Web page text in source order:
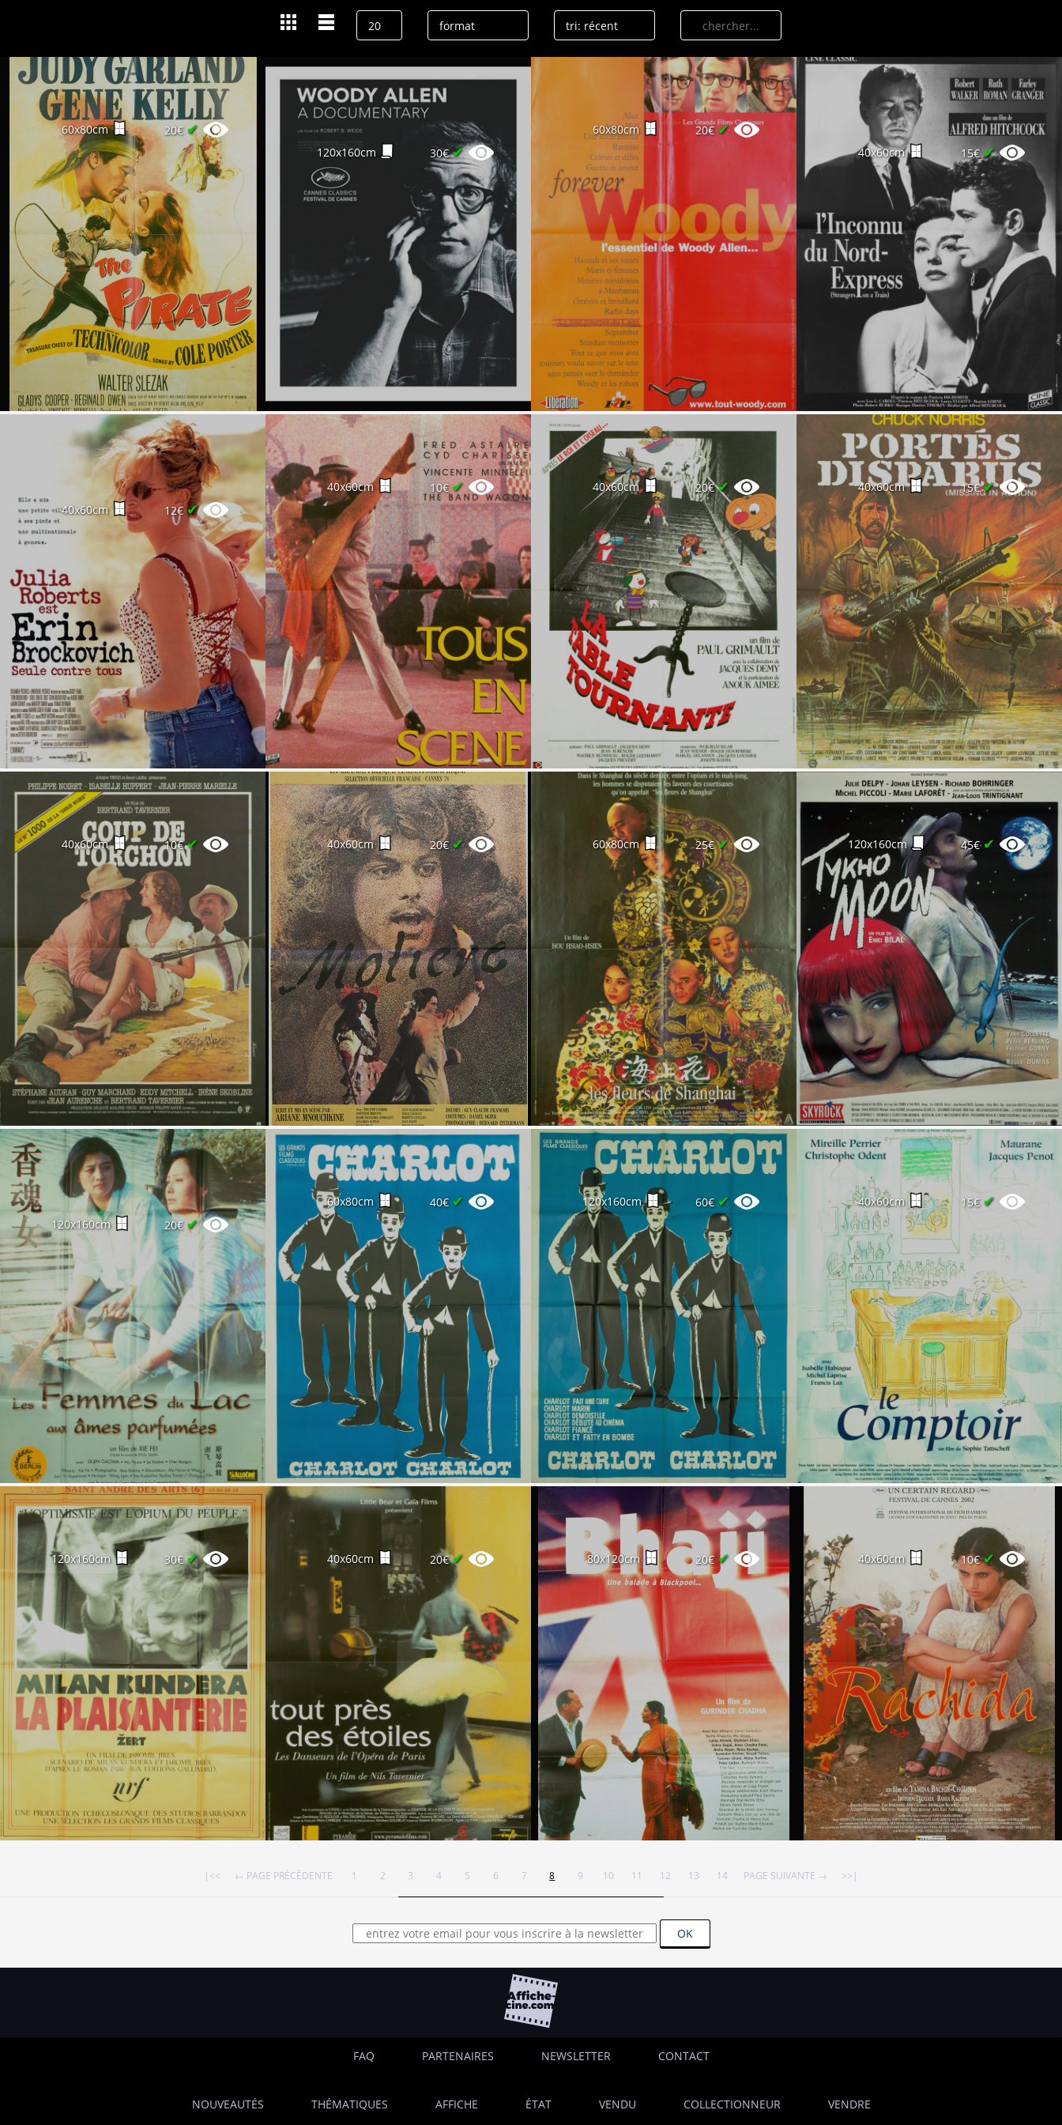
60x80cm 20€ ✔
120x160cm 30€✔
60x80cm 20€✔
40x60cm 15€✔
40x60cm 12€✔
40x60cm 10€✔ 40x60cm 20€✔ 40x60cm 15€✔
40x60cm 10€✔ 40x60cm 20€✔ 60x80cm 25€✔ 120x160cm 45€ ✔
120x160cm 20€✔
60x80cm 40€ ✔ 120x160cm 60€ ✔ 40x60cm 15€ ✔
120x160cm 30€✔ 40x60cm 20€✔ 80x120cm 20€✔ 40x60cm 10€✔
|<< ← PAGE PRÉCÉDENTE 1 2 3 4 5 6 7 8 9 10 11 12 13 14 PAGE SUIVANTE → >>|
OK
FAQ PARTENAIRES NEWSLETTER CONTACT
NOUVEAUTÉS THÉMATIQUES AFFICHE ÉTAT VENDU COLLECTIONNEUR VENDRE